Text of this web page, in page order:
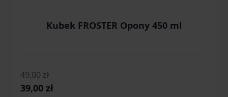
Kubek FROSTER Opony 450 ml
49,00 zł
Cena promocyjna
39,00 zł